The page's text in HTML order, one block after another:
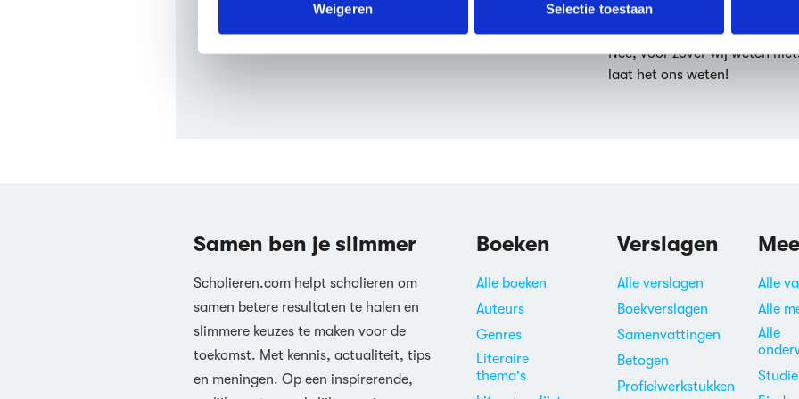
Weigeren Selectie toestaan
An unkindness of ravens is geschreven in het jaar 1986.
Is An unkindness of
Nee, voor zover wij weten
laat het ons weten!
Samen ben je slimmer
Scholieren.com helpt scholieren om
samen betere resultaten te halen en
slimmere keuzes te maken voor de
toekomst. Met kennis, actualiteit, tips
en meningen. Op een inspirerende,
Boeken
Alle boeken
Auteurs
Genres
Literaire
thema's
Verslagen
Alle verslagen
Boekverslagen
Samenvattingen
Betogen
Profielwerkstukken
Alle
Alle
Alle